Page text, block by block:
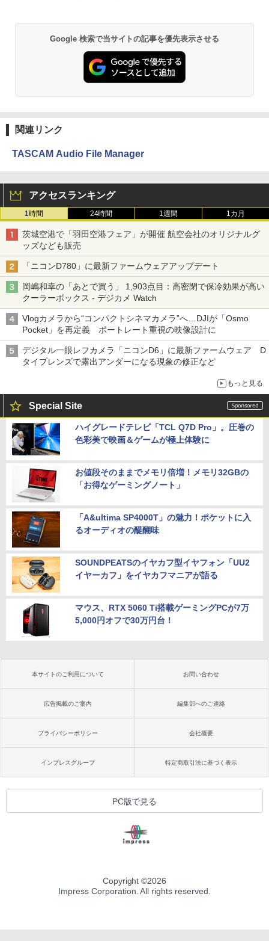
Google 検索で当サイトの記事を優先表示させる
関連リンク
TASCAM Audio File Manager
アクセスランキング
1時間 24時間 1週間 1カ月
茨城空港で「羽田空港フェア」が開催 航空会社のオリジナルグ
ッズなども販売
「ニコンD780」に最新ファームウェアアップデート
岡嶋和幸の「あとで買う」 1,903点目：高密閉で保冷効果が高い
クーラーボックス - デジカメ Watch
Vlogカメラから“コンパクトシネマカメラ”へ…DJIが「Osmo
Pocket」を再定義 ポートレート重視の映像設計に
デジタル一眼レフカメラ「ニコンD6」に最新ファームウェア D
タイプレンズで露出アンダーになる現象の修正など
もっと見る
Special Site
ハイグレードテレビ「TCL Q7D Pro」。圧巻の
色彩美で映画＆ゲームが極上体験に
お値段そのままでメモリ倍増！メモリ32GBの
「お得なゲーミングノート」
「A&ultima SP4000T」の魅力！ポケットに入
るオーディオの醍醐味
SOUNDPEATSのイヤカフ型イヤフォン「UU2
イヤーカフ」をイヤカフマニアが語る
マウス、RTX 5060 Ti搭載ゲーミングPCが7万
5,000円オフで30万円台！
本サイトのご利用について お問い合わせ
広告掲載のご案内 編集部へのご連絡
プライバシーポリシー 会社概要
インプレスグループ 特定商取引法に基づく表示
PC版で見る
Copyright ©2026
Impress Corporation. All rights reserved.